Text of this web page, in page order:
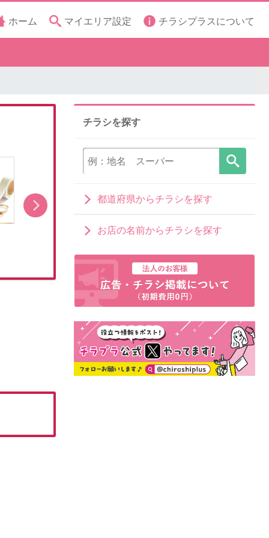
ホーム マイエリア設定 チラシプラスについて
「ラプンツェル」キャラクターグッズ
チラシを探す
都道府県からチラシを探す
お店の名前からチラシを探す